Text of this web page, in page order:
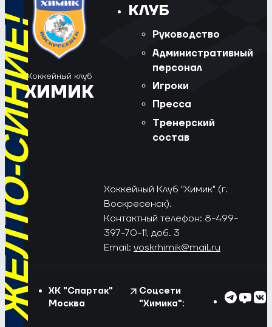
Хоккейный клуб
ХИМИК
КЛУБ
Руководство
Административный
персонал
Игроки
Пресса
Тренерский
состав
Хоккейный Клуб "Химик" (г.
Воскресенск).
Контактный телефон: 8-499-
397-70-11, доб. 3
Email: voskrhimik@mail.ru
ХК "Спартак"
Москва
Соцсети
"Химика":